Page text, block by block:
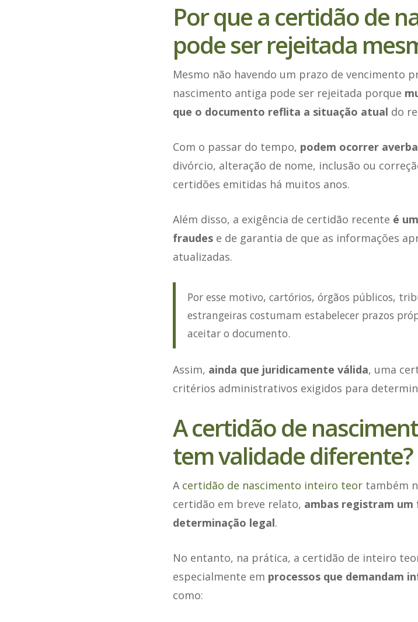
Por que a certidão de
pode ser rejeitada
Mesmo não havendo um prazo de vencimento
nascimento antiga pode ser rejeitada porque
que o documento reflita a situação atual do
Com o passar do tempo, podem ocorrer
divórcio, alteração de nome, inclusão ou
certidões emitidas há muitos anos.
Além disso, a exigência de certidão recente é
fraudese de garantia de que as informações
atualizadas.
Por esse motivo, cartórios, órgãos públicos,
estrangeiras costumam estabelecer prazos
aceitar o documento.
Assim, ainda que juridicamente válida, uma
critérios administrativos exigidos para
A certidão de
tem validade diferente?
A certidão de nascimento inteiro teortambém
certidão em breve relato, ambas registram
determinação legal.
No entanto, na prática, a certidão de inteiro
especialmente em processos que demandam
como: